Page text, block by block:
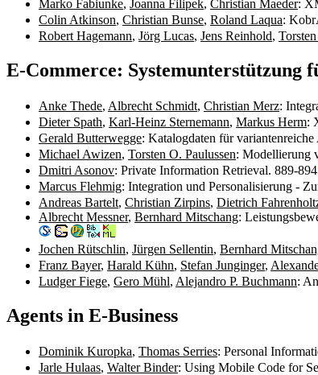
Marko Fabiunke, Joanna Filipek, Christian Maeder:
Colin Atkinson, Christian Bunse, Roland Laqua:
Robert Hagemann, Jörg Lucas, Jens Reinhold,
E-Commerce: Systemunterstützung
Anke Thede, Albrecht Schmidt, Christian Merz:
Dieter Spath, Karl-Heinz Sternemann, Markus Herm:
Gerald Butterwegge: Katalogdaten für
Michael Awizen, Torsten O. Paulussen: Modellierung
Dmitri Asonov: Private Information Retrieval. 889-894
Marcus Flehmig: Integration und Personalisierung -
Andreas Bartelt, Christian Zirpins, Dietrich
Albrecht Messner, Bernhard Mitschang:
Jochen Rütschlin, Jürgen Sellentin, Bernhard
Franz Bayer, Harald Kühn, Stefan Junginger,
Ludger Fiege, Gero Mühl, Alejandro P. Buchmann:
Agents in E-Business
Dominik Kuropka, Thomas Serries: Personal
Jarle Hulaas, Walter Binder: Using Mobile Code for